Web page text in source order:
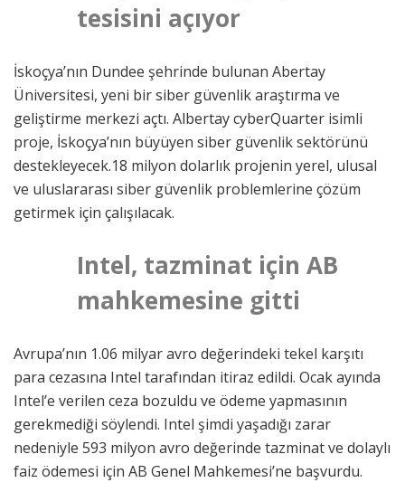
tesisini açıyor
İskoçya’nın Dundee şehrinde bulunan Abertay
Üniversitesi, yeni bir siber güvenlik araştırma ve
geliştirme merkezi açtı. Albertay cyberQuarter isimli
proje, İskoçya’nın büyüyen siber güvenlik sektörünü
destekleyecek.18 milyon dolarlık projenin yerel, ulusal
ve uluslararası siber güvenlik problemlerine çözüm
getirmek için çalışılacak.
Intel, tazminat için AB
mahkemesine gitti
Avrupa’nın 1.06 milyar avro değerindeki tekel karşıtı
para cezasına Intel tarafından itiraz edildi. Ocak ayında
Intel’e verilen ceza bozuldu ve ödeme yapmasının
gerekmediği söylendi. Intel şimdi yaşadığı zarar
nedeniyle 593 milyon avro değerinde tazminat ve dolaylı
faiz ödemesi için AB Genel Mahkemesi’ne başvurdu.